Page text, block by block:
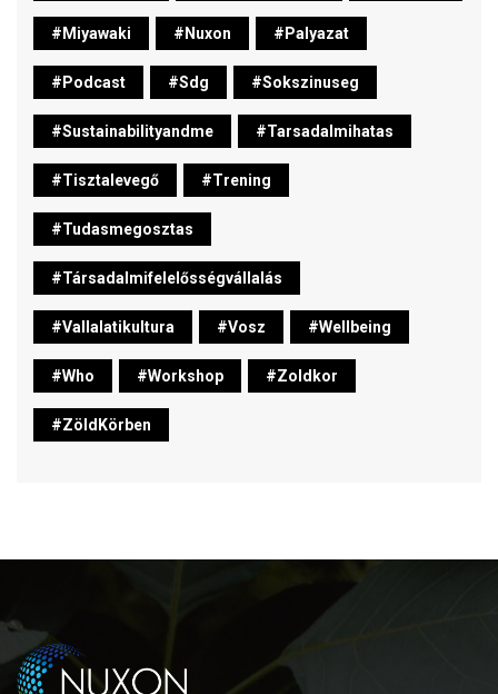
#miyawaki #nuxon #palyazat
#podcast #sdg #sokszinuseg
#sustainabilityandme #tarsadalmihatas
#tisztalevegő #trening
#tudasmegosztas
#társadalmifelelősségvállalás
#vallalatikultura #vosz #wellbeing
#who #workshop #zoldkor
#ZöldKörben